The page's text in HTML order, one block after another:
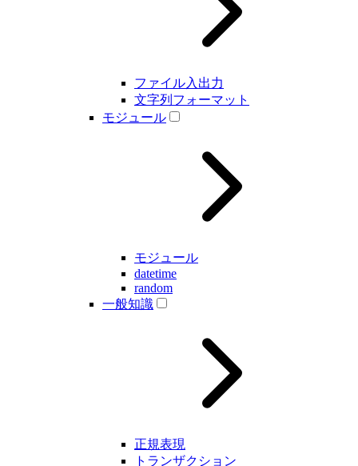
ファイル入出力
文字列フォーマット
モジュール
モジュール
datetime
random
一般知識
正規表現
トランザクション